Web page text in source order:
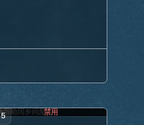
5 禁用